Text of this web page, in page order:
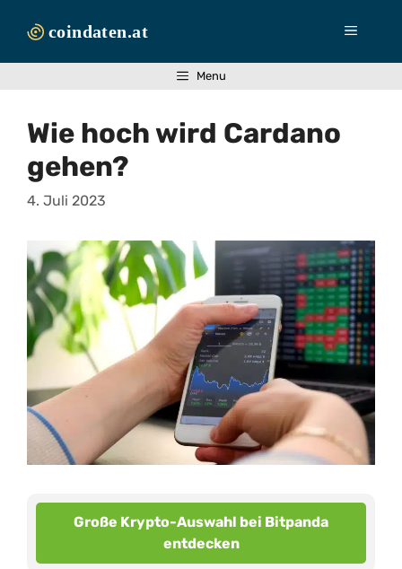
Inhalt
Menü
Menu
Wie hoch wird Cardano
gehen?
4. Juli 2023
Große Krypto-Auswahl bei Bitpanda
entdecken